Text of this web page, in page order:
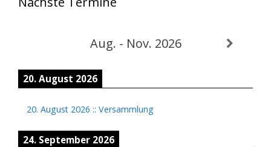
Aug. - Nov. 2026
20. August 2026
20. August 2026 :: Versammlung
24. September 2026